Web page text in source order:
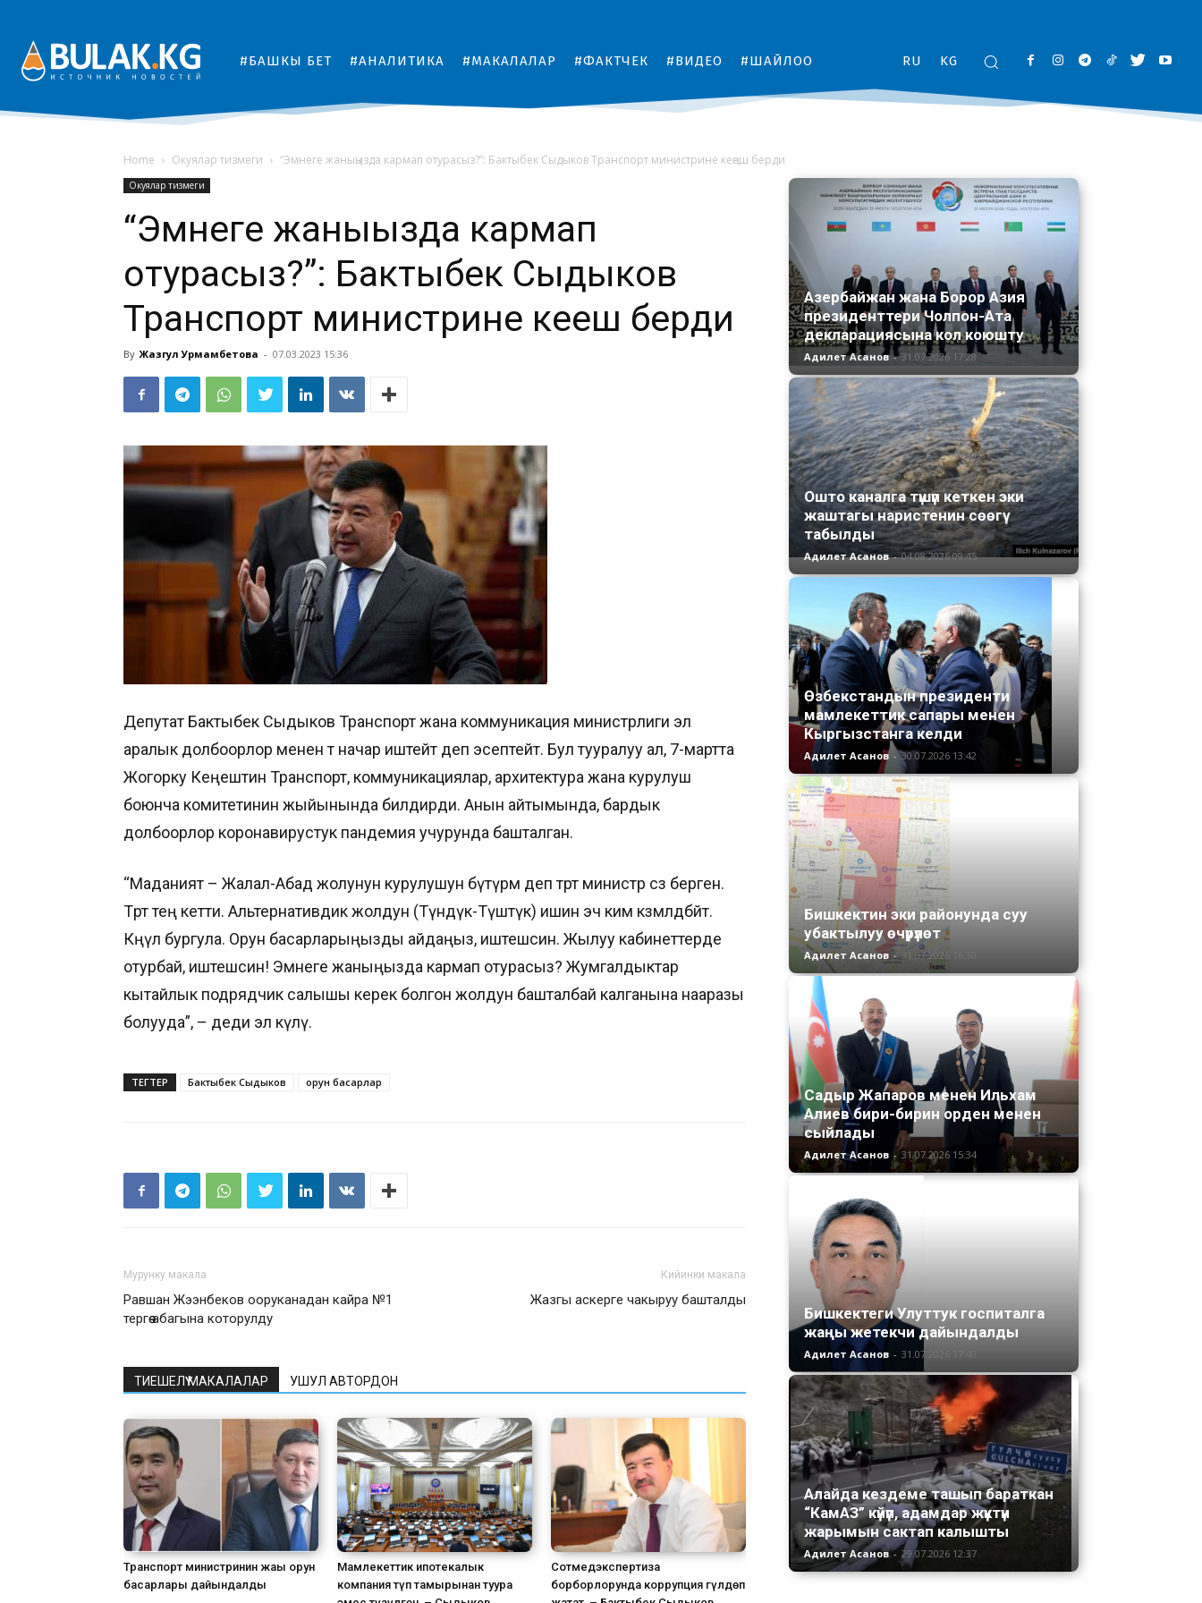
#БАШКЫ БЕТ #АНАЛИТИКА #МАКАЛАЛАР #ФАКТЧЕК #ВИДЕО #ШАЙЛОО RU KG
Home Окуялар тизмеги “Эмнеге жаныңызда кармап отурасыз?”: Бактыбек Сыдыков Транспорт министрине кеңеш берди
Окуялар тизмеги
“Эмнеге жаныңызда кармап
отурасыз?”: Бактыбек Сыдыков
Транспорт министрине кеңеш берди
By Жазгул Урмамбетова - 07.03.2023 15:36
Депутат Бактыбек Сыдыков Транспорт жана коммуникация министрлиги эл
аралык долбоорлор менен өтө начар иштейт деп эсептейт. Бул тууралуу ал, 7-мартта
Жогорку Кеңештин Транспорт, коммуникациялар, архитектура жана курулуш
боюнча комитетинин жыйынында билдирди. Анын айтымында, бардык
долбоорлор коронавирустук пандемия учурунда башталган.
“Маданият – Жалал-Абад жолунун курулушун бүтүрөм деп төрт министр сөз берген.
Төртөө тең кетти. Альтернативдик жолдун (Түндүк-Түштүк) ишин эч ким көзөмөлдөбөйт.
Көңүл бургула. Орун басарларыңызды айдаңыз, иштешсин. Жылуу кабинеттерде
отурбай, иштешсин! Эмнеге жаныңызда кармап отурасыз? Жумгалдыктар
кытайлык подрядчик салышы керек болгон жолдун башталбай калганына нааразы
болууда”, – деди эл өкүлү.
ТЕГТЕР Бактыбек Сыдыков орун басарлар
Мурунку макала
Равшан Жээнбеков ооруканадан кайра №1
тергөө абагына которулду
Кийинки макала
Жазгы аскерге чакыруу башталды
ТИЕШЕЛҮҮ МАКАЛАЛАР УШУЛ АВТОРДОН
Транспорт министринин жаңы орун
басарлары дайындалды
Мамлекеттик ипотекалык
компания түп тамырынан туура
Сотмедэкспертиза
борборлорунда коррупция гүлдөп
Азербайжан жана Борор Азия
президенттери Чолпон-Ата
декларациясына кол коюшту
Адилет Асанов - 31.07.2026 17:28
Ошто каналга түшүп кеткен эки
жаштагы наристенин сөөгү
табылды
Адилет Асанов - 04.08.2026 09:45
Өзбекстандын президенти
мамлекеттик сапары менен
Кыргызстанга келди
Адилет Асанов - 30.07.2026 13:42
Бишкектин эки районунда суу
убактылуу өчүрүлөт
Адилет Асанов - 31.07.2026 16:30
Садыр Жапаров менен Ильхам
Алиев бири-бирин орден менен
сыйлады
Адилет Асанов - 31.07.2026 15:34
Бишкектеги Улуттук госпиталга
жаңы жетекчи дайындалды
Адилет Асанов - 31.07.2026 17:40
Алайда кездеме ташып бараткан
“КамАЗ” күйүп, адамдар жүктүн
жарымын сактап калышты
Адилет Асанов - 29.07.2026 12:37